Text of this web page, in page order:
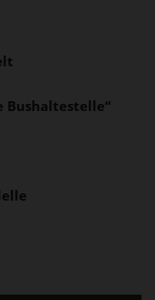
Bushaltestelle“